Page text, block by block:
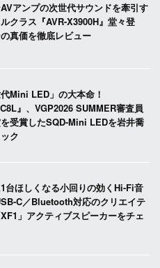
アンプの次世代サウンドを牽引す
クラス『AVR-X3900H』堂々登
真価を徹底レビュー
代Mini LED」の大本命！
』、VGP2026 SUMMER審査員
受賞したSQD-Mini LEDを岩井喬
ク
台ほしくなる小回りの効くHi-Fi音
C／Bluetooth対応のクリエイテ
」アクティブスピーカーをチェ